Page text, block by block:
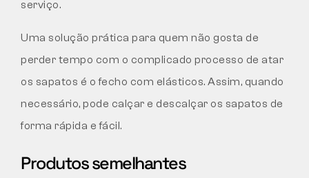
serviço.
Uma solução prática para quem não gosta de
perder tempo com o complicado processo de atar
os sapatos é o fecho com elásticos. Assim, quando
necessário, pode calçar e descalçar os sapatos de
forma rápida e fácil.
Produtos semelhantes